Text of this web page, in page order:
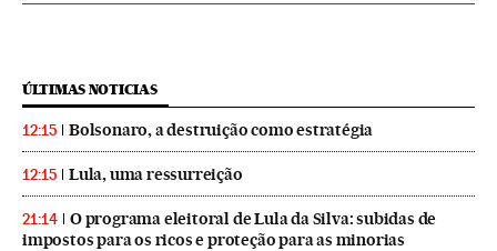
ÚLTIMAS NOTICIAS
12:15 Bolsonaro, a destruição como estratégia
12:15 Lula, uma ressurreição
21:14
O programa eleitoral de Lula da Silva: subidas de
impostos para os ricos e proteção para as minorias